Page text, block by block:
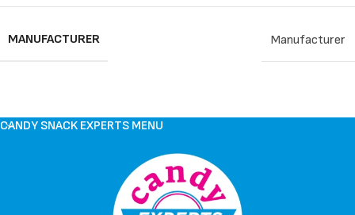
MANUFACTURER Manufacturer
CANDY SNACK EXPERTS MENU